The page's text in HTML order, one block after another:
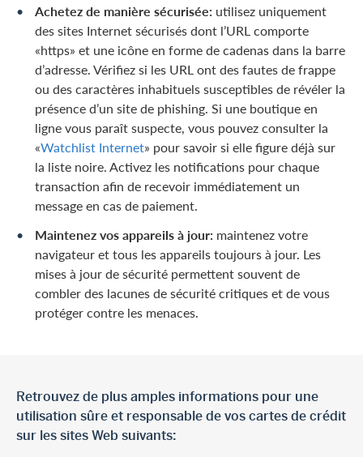
Achetez de manière sécurisée: utilisez uniquement
des sites Internet sécurisés dont l’URL comporte
«https» et une icône en forme de cadenas dans la barre
d’adresse. Vérifiez si les URL ont des fautes de frappe
ou des caractères inhabituels susceptibles de révéler la
présence d’un site de phishing. Si une boutique en
ligne vous paraît suspecte, vous pouvez consulter la
«Watchlist Internet» pour savoir si elle figure déjà sur
la liste noire. Activez les notifications pour chaque
transaction afin de recevoir immédiatement un
message en cas de paiement.
Maintenez vos appareils à jour: maintenez votre
navigateur et tous les appareils toujours à jour. Les
mises à jour de sécurité permettent souvent de
combler des lacunes de sécurité critiques et de vous
protéger contre les menaces.
Retrouvez de plus amples informations pour une
utilisation sûre et responsable de vos cartes de crédit
sur les sites Web suivants: